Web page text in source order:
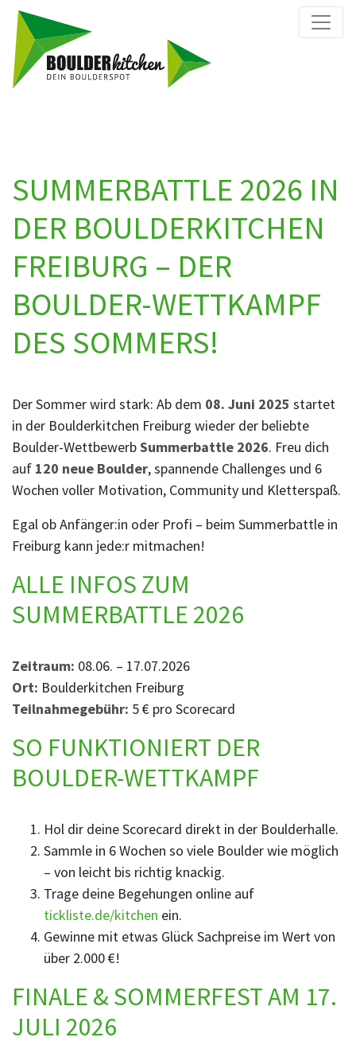
SUMMERBATTLE 2026 IN
DER BOULDERKITCHEN
FREIBURG – DER
BOULDER-WETTKAMPF
DES SOMMERS!
Der Sommer wird stark: Ab dem 08. Juni 2025 startet
in der Boulderkitchen Freiburg wieder der beliebte
Boulder-WettbewerbSummerbattle 2026. Freu dich
auf 120 neue Boulder, spannende Challenges und 6
Wochen voller Motivation, Community und Kletterspaß.
Egal ob Anfänger:in oder Profi – beim Summerbattle in
Freiburg kann jede:r mitmachen!
ALLE INFOS ZUM
SUMMERBATTLE 2026
Zeitraum: 08.06. – 17.07.2026
Ort: Boulderkitchen Freiburg
Teilnahmegebühr: 5 € pro Scorecard
SO FUNKTIONIERT DER
BOULDER-WETTKAMPF
Hol dir deine Scorecard direkt in der Boulderhalle.
Sammle in 6 Wochen so viele Boulder wie möglich
– von leicht bis richtig knackig.
Trage deine Begehungen online auf
tickliste.de/kitchen ein.
Gewinne mit etwas Glück Sachpreise im Wert von
über 2.000 €!
FINALE & SOMMERFEST AM 17.
JULI 2026